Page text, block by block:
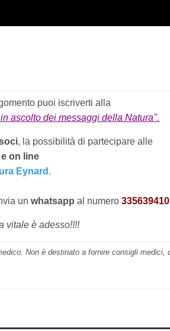
puoi iscriverti alla
ascolto dei messaggi della Natura".
, la possibilità di partecipare alle
on line
Eynard .
unwhatsapp al numero
vitale è adesso!!!!
Non è destinato a fornire consigli medici,